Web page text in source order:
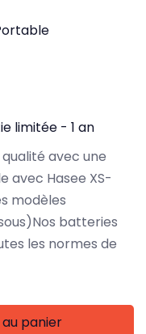
limitée - 1 an
avec une
avec Hasee XS-
modèles
batteries
les normes de
panier